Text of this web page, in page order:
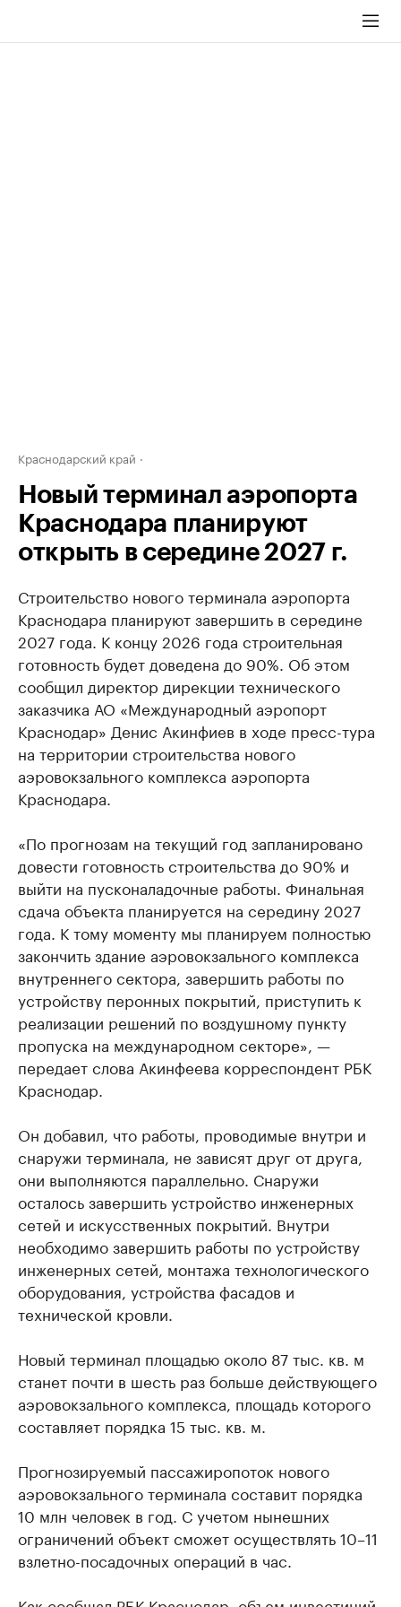
Краснодарский край
Новый терминал аэропорта
Краснодара планируют
открыть в середине 2027 г.
Строительство нового терминала аэропорта
Краснодара планируют завершить в середине
2027 года. К концу 2026 года строительная
готовность будет доведена до 90%. Об этом
сообщил директор дирекции технического
заказчика АО «Международный аэропорт
Краснодар» Денис Акинфиев в ходе пресс-тура
на территории строительства нового
аэровокзального комплекса аэропорта
Краснодара.
«По прогнозам на текущий год запланировано
довести готовность строительства до 90% и
выйти на пусконаладочные работы. Финальная
сдача объекта планируется на середину 2027
года. К тому моменту мы планируем полностью
закончить здание аэровокзального комплекса
внутреннего сектора, завершить работы по
устройству перонных покрытий, приступить к
реализации решений по воздушному пункту
пропуска на международном секторе», —
передает слова Акинфеева корреспондент РБК
Краснодар.
Он добавил, что работы, проводимые внутри и
снаружи терминала, не зависят друг от друга,
они выполняются параллельно. Снаружи
осталось завершить устройство инженерных
сетей и искусственных покрытий. Внутри
необходимо завершить работы по устройству
инженерных сетей, монтажа технологического
оборудования, устройства фасадов и
технической кровли.
Новый терминал площадью около 87 тыс. кв. м
станет почти в шесть раз больше действующего
аэровокзального комплекса, площадь которого
составляет порядка 15 тыс. кв. м.
Прогнозируемый пассажиропоток нового
аэровокзального терминала составит порядка
10 млн человек в год. С учетом нынешних
ограничений объект сможет осуществлять 10–11
взлетно-посадочных операций в час.